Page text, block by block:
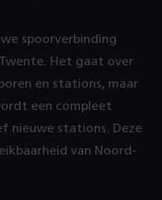
spoorverbinding
Het gaat over
en stations, maar
een compleet
nieuwe stations. Deze
van Noord-